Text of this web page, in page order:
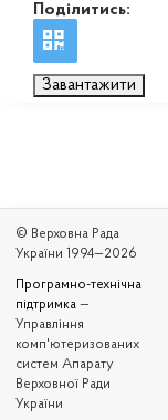
Поділитись:
Завантажити
© Верховна Рада
України 1994—2026
Програмно-технічна
підтримка —
Управління
комп'ютеризованих
систем Апарату
Верховної Ради
України